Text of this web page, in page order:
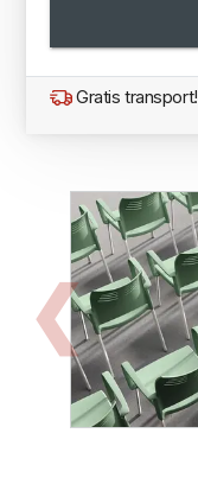
Gratis transport!